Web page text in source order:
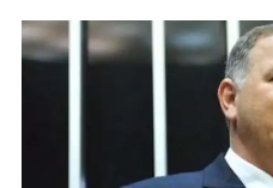
a questão ambiental na
Os gastos de Mosquini
chamam atenção,
caminhonetes, gasolina
do povo brasileiro o